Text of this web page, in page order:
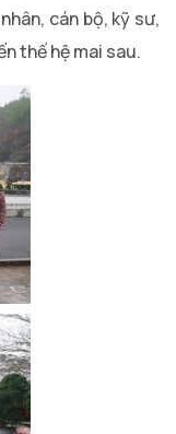
cán bộ, kỹ sư,
thế hệ mai sau.